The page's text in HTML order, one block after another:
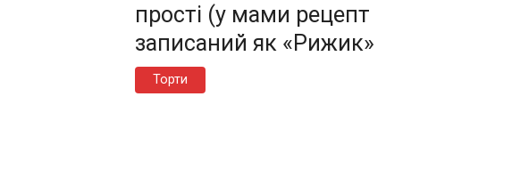
прості (у мами рецепт
записаний як «Рижик»
Торти